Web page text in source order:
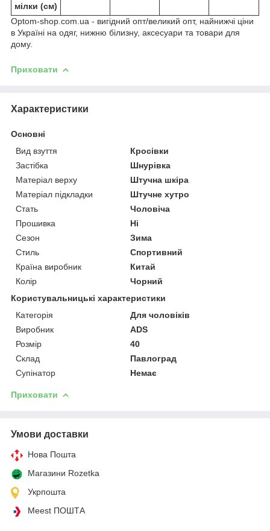
мілки (см)
Optom-shop.com.ua - вигідний опт/великий опт, найнижчі ціни
в Україні на одяг, нижню білизну, аксесуари та товари для
дому.
Приховати
Характеристики
Основні
Вид взуття
Кросівки
Застібка
Шнурівка
Матеріал верху
Штучна шкіра
Матеріал підкладки
Штучне хутро
Стать
Чоловіча
Прошивка
Ні
Сезон
Зима
Стиль
Спортивний
Країна виробник
Китай
Колір
Чорний
Користувальницькі характеристики
Категорія
Для чоловіків
Виробник
АDS
Розмір
40
Склад
Павлоград
Супінатор
Немає
Приховати
Умови доставки
Нова Пошта
Магазини Rozetka
Укрпошта
Meest ПОШТА